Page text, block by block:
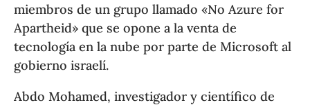
miembros de un grupo llamado «No Azure for
Apartheid» que se opone a la venta de
tecnología en la nube por parte de Microsoft al
gobierno israelí.
Abdo Mohamed, investigador y científico de